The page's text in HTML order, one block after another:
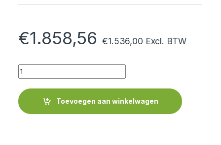
€1.858,56 €1.536,00 Excl. BTW
Quantity
Toevoegen aan winkelwagen